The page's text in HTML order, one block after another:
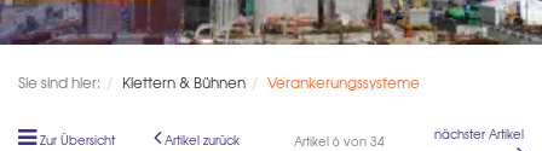
Sie sind hier: Klettern & Bühnen Verankerungssysteme
Zur Übersicht Artikel zurück Artikel 6 von 34 nächster Artikel